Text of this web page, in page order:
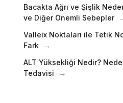
Bacakta Ağrı ve Şişlik
ve Diğer Önemli Sebepler
Valleix Noktaları ile Tetik
Fark
ALT Yüksekliği Nedir?
Tedavisi